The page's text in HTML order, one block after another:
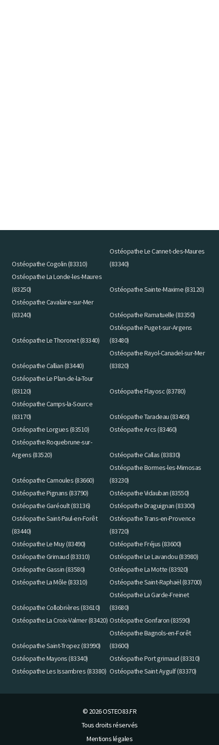
Ostéopathe Cogolin (83310)
Ostéopathe Le Cannet-des-Maures
(83340)
Ostéopathe La Londe-les-Maures
(83250)
Ostéopathe Sainte-Maxime (83120)
Ostéopathe Cavalaire-sur-Mer
(83240)
Ostéopathe Ramatuelle (83350)
Ostéopathe Le Thoronet (83340)
Ostéopathe Puget-sur-Argens
(83480)
Ostéopathe Callian (83440)
Ostéopathe Rayol-Canadel-sur-Mer
(83820)
Ostéopathe Le Plan-de-la-Tour
(83120)
Ostéopathe Flayosc (83780)
Ostéopathe Camps-la-Source
(83170)
Ostéopathe Taradeau (83460)
Ostéopathe Lorgues (83510)
Ostéopathe Arcs (83460)
Ostéopathe Roquebrune-sur-
Argens (83520)
Ostéopathe Callas (83830)
Ostéopathe Carnoules (83660)
Ostéopathe Bormes-les-Mimosas
(83230)
Ostéopathe Pignans (83790)
Ostéopathe Vidauban (83550)
Ostéopathe Garéoult (83136)
Ostéopathe Draguignan (83300)
Ostéopathe Saint-Paul-en-Forêt
(83440)
Ostéopathe Trans-en-Provence
(83720)
Ostéopathe Le Muy (83490)
Ostéopathe Fréjus (83600)
Ostéopathe Grimaud (83310)
Ostéopathe Le Lavandou (83980)
Ostéopathe Gassin (83580)
Ostéopathe La Motte (83920)
Ostéopathe La Môle (83310)
Ostéopathe Saint-Raphaël (83700)
Ostéopathe Collobrières (83610)
Ostéopathe La Garde-Freinet
(83680)
Ostéopathe La Croix-Valmer (83420) Ostéopathe Gonfaron (83590)
Ostéopathe Saint-Tropez (83990)
Ostéopathe Bagnols-en-Forêt
(83600)
Ostéopathe Mayons (83340)
Ostéopathe Port grimaud (83310)
Ostéopathe Les Issambres (83380) Ostéopathe Saint Aygulf (83370)
© 2026OSTEO83.FR
Tous droits réservés
Mentions légales